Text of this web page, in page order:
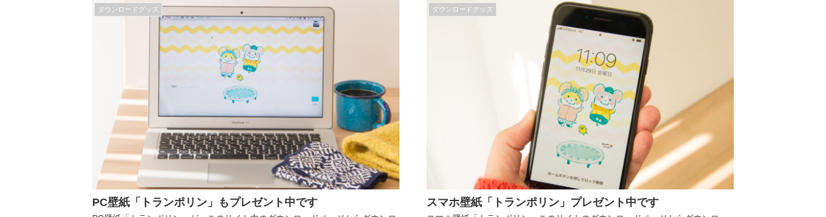
ダウンロードグッズ
PC壁紙「トランポリン」もプレゼント中です
ダウンロードグッズ
スマホ壁紙「トランポリン」プレゼント中です